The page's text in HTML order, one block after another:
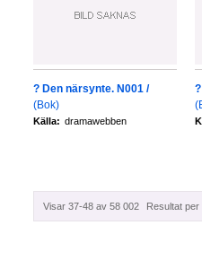
? Den närsynte. N001 /
(Bok)
Källa: dramawebben
Visar 37-48 av 58 002 Resultat per